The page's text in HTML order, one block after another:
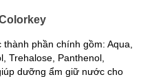
thành phần chính gồm: Aqua,
Trehalose, Panthenol,
dưỡng ẩm giữ nước cho